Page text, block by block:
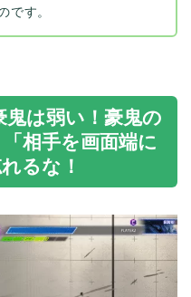
です。
は弱い！豪鬼の
相手を画面端に
るな！